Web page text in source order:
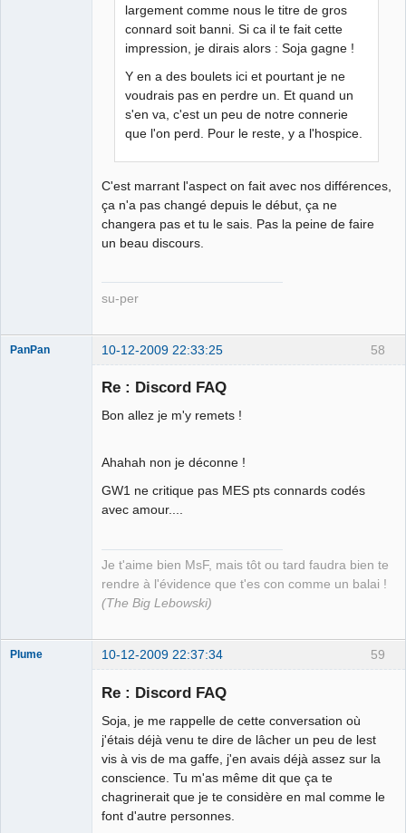
largement comme nous le titre de gros
connard soit banni. Si ca il te fait cette
impression, je dirais alors : Soja gagne !
Y en a des boulets ici et pourtant je ne
voudrais pas en perdre un. Et quand un
s'en va, c'est un peu de notre connerie
que l'on perd. Pour le reste, y a l'hospice.
C'est marrant l'aspect on fait avec nos différences,
ça n'a pas changé depuis le début, ça ne
changera pas et tu le sais. Pas la peine de faire
un beau discours.
su-per
58
PanPan 10-12-2009 22:33:25
Re : Discord FAQ
Bon allez je m'y remets !
Ahahah non je déconne !
GW1 ne critique pas MES pts connards codés
avec amour....
Je t'aime bien MsF, mais tôt ou tard faudra bien te
rendre à l'évidence que t'es con comme un balai !
(The Big Lebowski)
59
Plume 10-12-2009 22:37:34
Re : Discord FAQ
Soja, je me rappelle de cette conversation où
j'étais déjà venu te dire de lâcher un peu de lest
vis à vis de ma gaffe, j'en avais déjà assez sur la
conscience. Tu m'as même dit que ça te
chagrinerait que je te considère en mal comme le
font d'autre personnes.